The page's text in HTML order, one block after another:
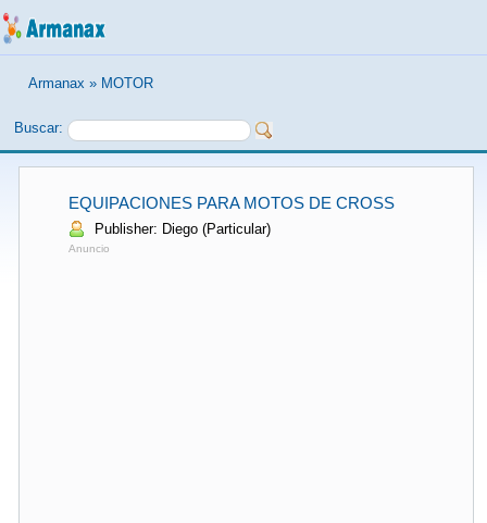
Armanax » MOTOR
Buscar:
EQUIPACIONES PARA MOTOS DE CROSS
Publisher: Diego (Particular)
Anuncio